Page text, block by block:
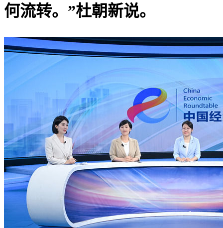
何流转。”杜朝新说。